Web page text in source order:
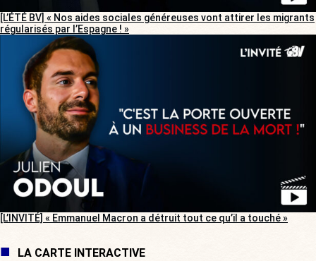
[L’ÉTÉ BV] « Nos aides sociales généreuses vont attirer les migrants
régularisés par l’Espagne ! »
[L’INVITÉ] « Emmanuel Macron a détruit tout ce qu’il a touché »
LA CARTE INTERACTIVE